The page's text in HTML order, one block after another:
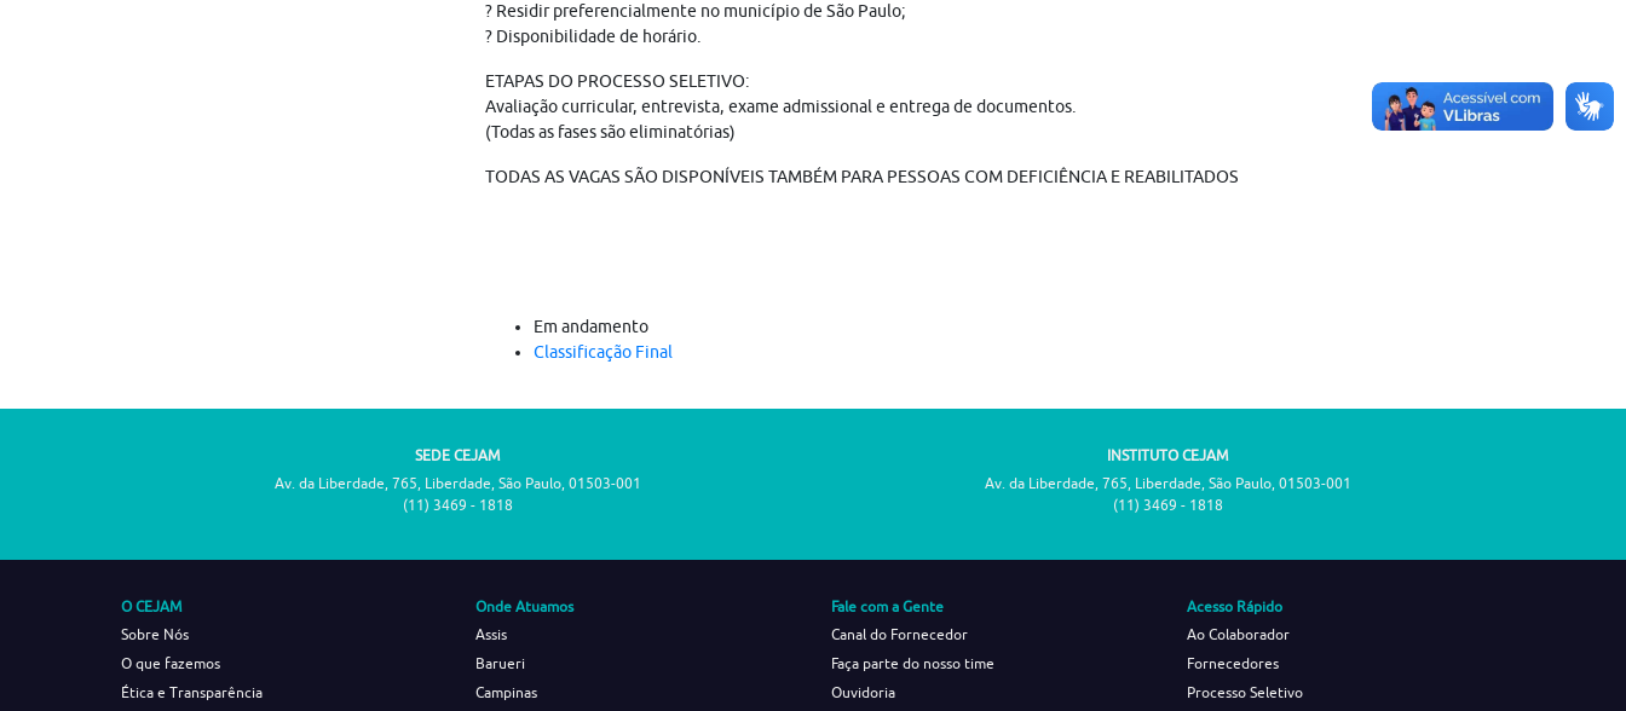
? Residir preferencialmente no município de São Paulo;
? Disponibilidade de horário.
ETAPAS DO PROCESSO SELETIVO:
Avaliação curricular, entrevista, exame admissional e entrega de documentos.
(Todas as fases são eliminatórias)
TODAS AS VAGAS SÃO DISPONÍVEIS TAMBÉM PARA PESSOAS COM DEFICIÊNCIA E REABILITADOS
Em andamento
Classificação Final
SEDE CEJAM
Av. da Liberdade, 765, Liberdade, São Paulo, 01503-001
(11) 3469 - 1818
INSTITUTO CEJAM
Av. da Liberdade, 765, Liberdade, São Paulo, 01503-001
(11) 3469 - 1818
O CEJAM
Sobre Nós
O que fazemos
Ética e Transparência
Onde Atuamos
Assis
Barueri
Campinas
Fale com a Gente
Canal do Fornecedor
Faça parte do nosso time
Ouvidoria
Acesso Rápido
Ao Colaborador
Fornecedores
Processo Seletivo